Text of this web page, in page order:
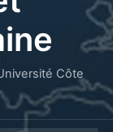
Côte